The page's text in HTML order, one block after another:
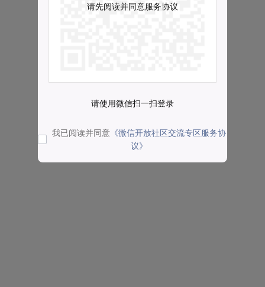
请先阅读并同意服务协议
请使用微信扫一扫登录
我已阅读并同意 《微信开放社区交流专区服务协
议》